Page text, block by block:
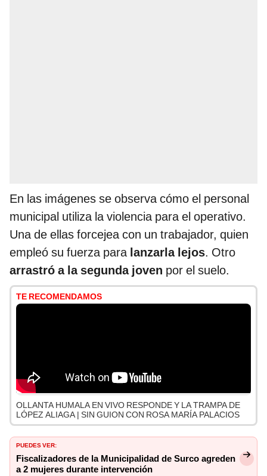
En las imágenes se observa cómo el personal
municipal utiliza la violencia para el operativo.
Una de ellas forcejea con un trabajador, quien
empleó su fuerza para lanzarla lejos. Otro
arrastró a la segunda joven por el suelo.
TE RECOMENDAMOS
OLLANTA HUMALA EN VIVO RESPONDE Y LA TRAMPA DE
LÓPEZ ALIAGA | SIN GUION CON ROSA MARÍA PALACIOS
PUEDES VER:
Fiscalizadores de la Municipalidad de Surco agreden
a 2 mujeres durante intervención